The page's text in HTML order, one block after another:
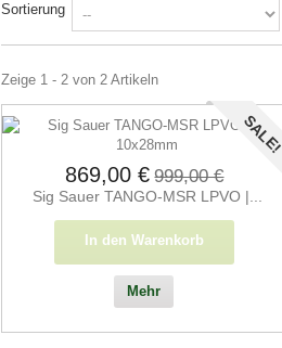
Sortierung
Zeige 1 - 2 von 2 Artikeln
SALE!
869,00 € 999,00 €
Sig Sauer TANGO-MSR LPVO |...
In den Warenkorb
Mehr